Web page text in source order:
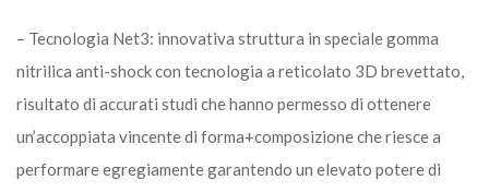
– Tecnologia Net3: innovativa struttura in speciale gomma
nitrilica anti-shock con tecnologia a reticolato 3D brevettato,
risultato di accurati studi che hanno permesso di ottenere
un’accoppiata vincente di forma+composizione che riesce a
performare egregiamente garantendo un elevato potere di